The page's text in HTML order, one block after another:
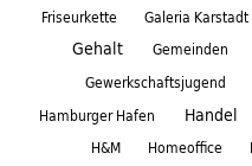
Friseurkette
Galeria
Gehalt Gemeinden
Gewerkschaftsjugend
Hamburger Hafen Handel
H&M
Homeoffice